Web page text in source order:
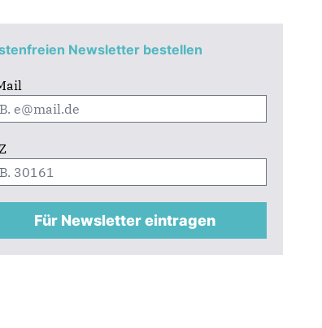
Newsletter bestellen
Für Newsletter eintragen